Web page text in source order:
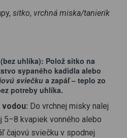
sitko, vrchná miska/tanierik
uhlíka): Polož sitko na
sypaného kadidla alebo
sviečku a zapáľ – teplo zo
potreby uhlíka.
vodou: Do vrchnej misky nalej
5–8 kvapiek vonného alebo
čajovú sviečku v spodnej